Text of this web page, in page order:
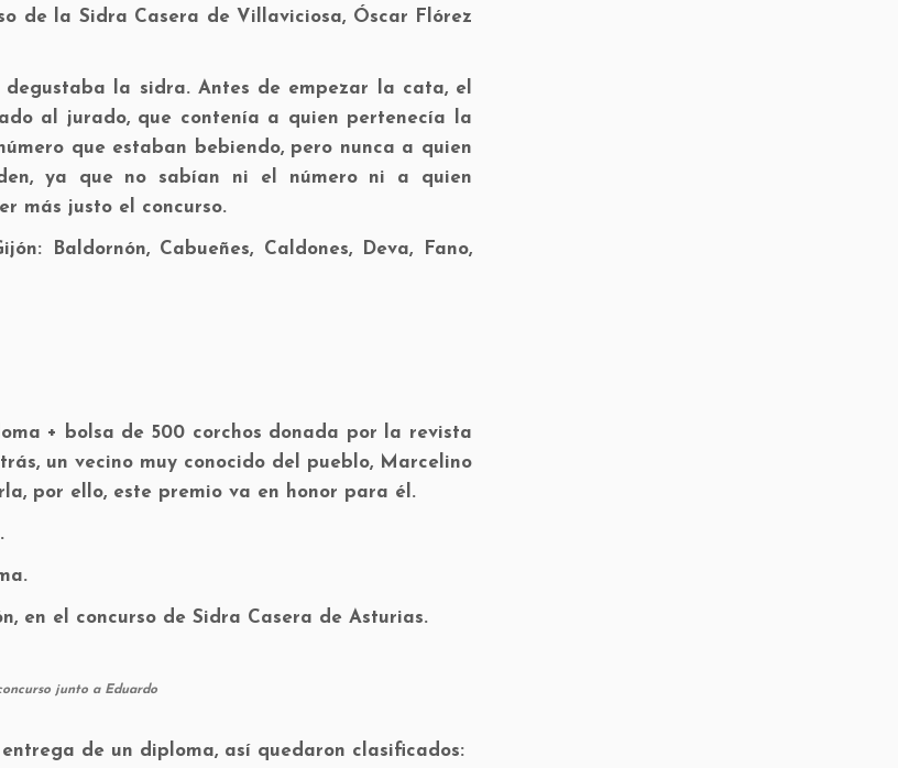
de la Sidra Casera de Villaviciosa, Óscar Flórez
la sidra. Antes de empezar la cata, el
al jurado, que contenía a quien pertenecía la
que estaban bebiendo, pero nunca a quien
ya que no sabían ni el número ni a quien
más justo el concurso.
Baldornón, Cabueñes, Caldones, Deva, Fano,
+ bolsa de 500 corchos donada por la revista
un vecino muy conocido del pueblo, Marcelino
por ello, este premio va en honor para él.
en el concurso de Sidra Casera de Asturias.
junto a Eduardo
de un diploma, así quedaron clasificados: